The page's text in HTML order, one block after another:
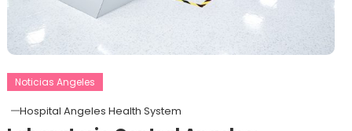
Noticias Angeles
Hospital Angeles Health System